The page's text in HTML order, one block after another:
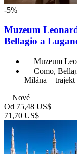
-5%
Muzeum
Bellagio a
Muzeum
Como,
Milána + trajekt
Nové
Od 75,48 US$
71,70 US$